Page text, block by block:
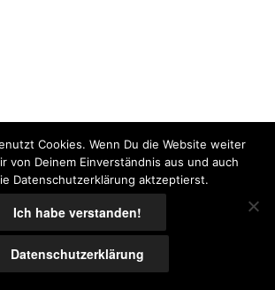
Cookies. Wenn Du die Website weiter
von Deinem Einverständnis aus und auch
Datenschutzerklärung aktzeptierst.
Ich habe verstanden!
Datenschutzerklärung